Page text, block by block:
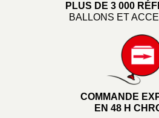
PLUS DE 3 000
BALLONS ET
COMMANDE
EN 48 H